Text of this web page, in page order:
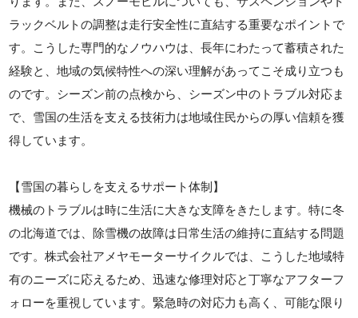
ラックベルトの調整は走行安全性に直結する重要なポイントで
す。こうした専門的なノウハウは、長年にわたって蓄積された
経験と、地域の気候特性への深い理解があってこそ成り立つも
のです。シーズン前の点検から、シーズン中のトラブル対応ま
で、雪国の生活を支える技術力は地域住民からの厚い信頼を獲
得しています。
【雪国の暮らしを支えるサポート体制】
機械のトラブルは時に生活に大きな支障をきたします。特に冬
の北海道では、除雪機の故障は日常生活の維持に直結する問題
です。株式会社アメヤモーターサイクルでは、こうした地域特
有のニーズに応えるため、迅速な修理対応と丁寧なアフターフ
ォローを重視しています。緊急時の対応力も高く、可能な限り